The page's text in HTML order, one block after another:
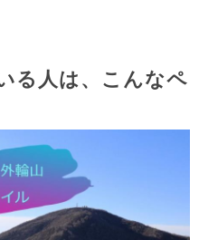
る人は、こんなペ